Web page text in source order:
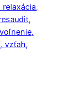
relaxácia,
vzťah,